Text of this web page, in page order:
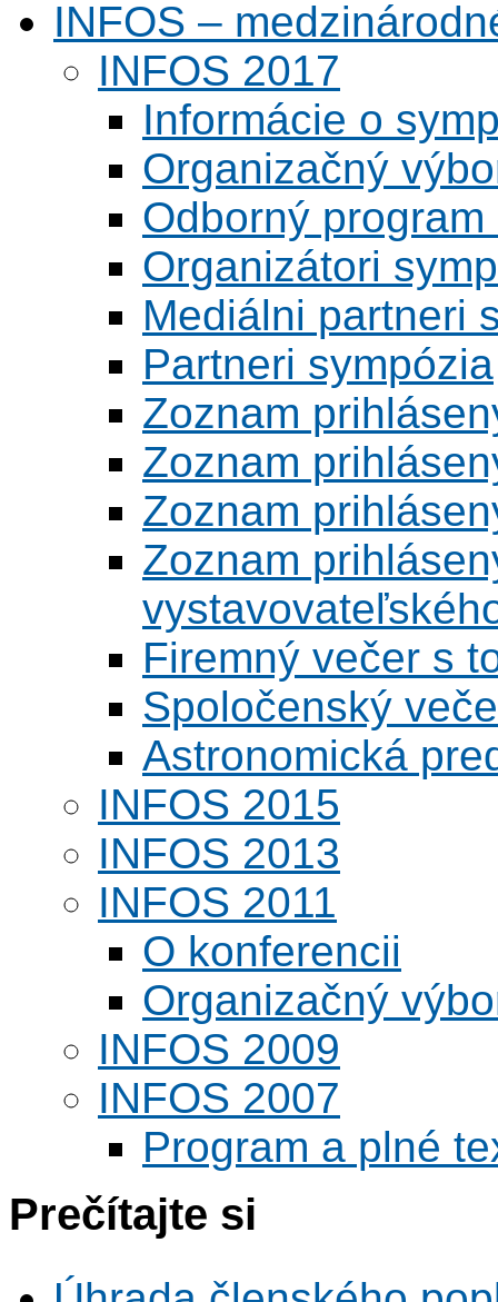
INFOS –
INFOS 2017
Informácie o
Organizačný
Odborný
Organizátori
Mediálni partneri
Partneri sympózia
Zoznam
Zoznam
Zoznam
Zoznam
Firemný večer s
Spoločenský
Astronomická
INFOS 2015
INFOS 2013
INFOS 2011
O konferencii
Organizačný
INFOS 2009
INFOS 2007
Program a plné
Prečítajte si